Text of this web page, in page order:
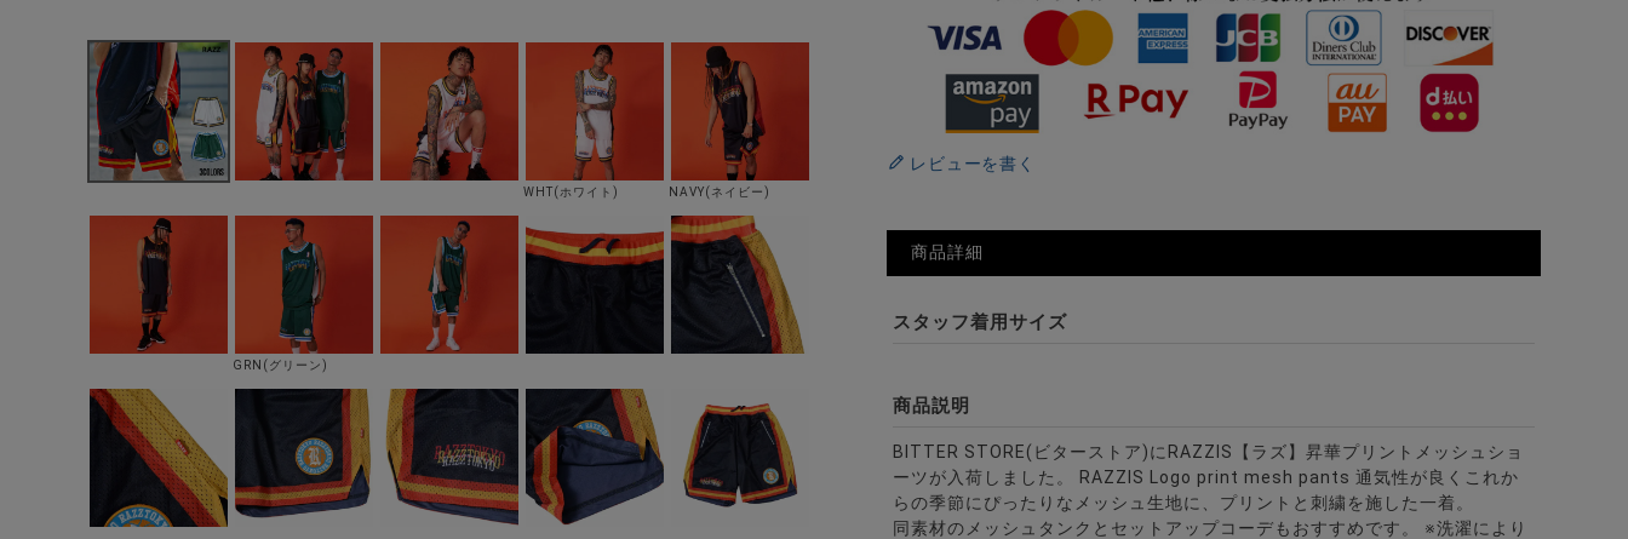
WHT(ホワイト) NAVY(ネイビー)
GRN(グリーン)
レビューを書く
商品詳細
スタッフ着用サイズ
商品説明
BITTER STORE(ビターストア)にRAZZIS【ラズ】昇華プリントメッシュショ
ーツが入荷しました。 RAZZIS Logo print mesh pants 通気性が良くこれか
らの季節にぴったりなメッシュ生地に、プリントと刺繍を施した一着。
同素材のメッシュタンクとセットアップコーデもおすすめです。 ※洗濯により